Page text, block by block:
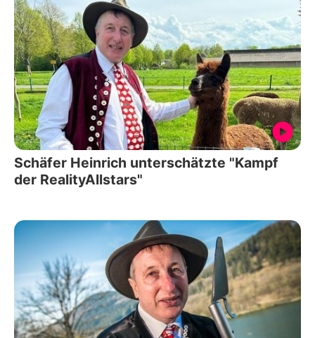
Schäfer Heinrich unterschätzte "Kampf
der RealityAllstars"